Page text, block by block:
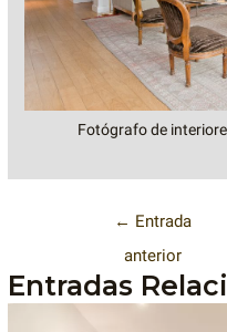
Fotógrafo de
← Entrada
anterior
Entradas